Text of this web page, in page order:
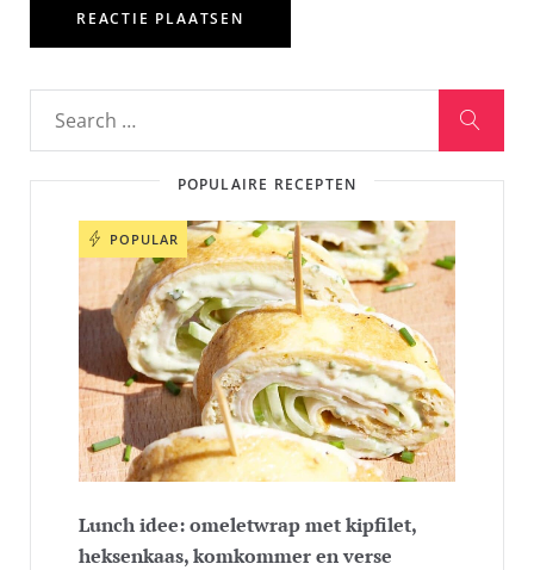
POPULAIRE RECEPTEN
POPULAR
Lunch idee: omeletwrap met kipfilet,
heksenkaas, komkommer en verse